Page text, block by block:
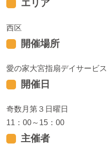
エリア
西区
開催場所
愛の家大宮指扇デイサービス
開催日
奇数月第３日曜日
11：00～15：00
主催者